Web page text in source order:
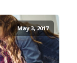
May 3, 2017